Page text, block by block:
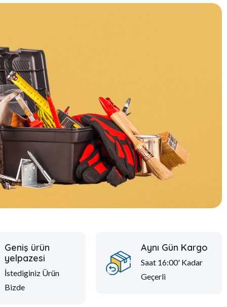
Geniş ürün
yelpazesi
İstediginiz Ürün
Bizde
Aynı Gün Kargo
Saat 16:00' Kadar
Geçerli